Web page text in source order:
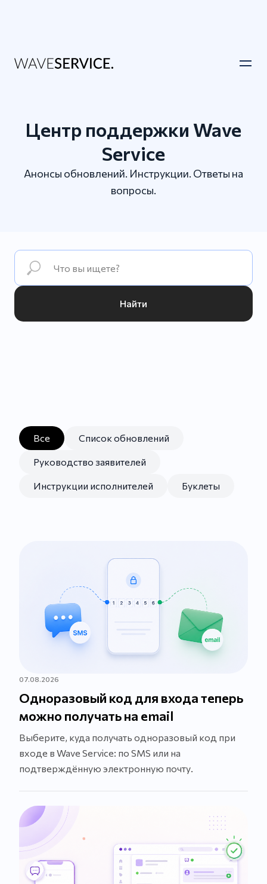
Центр поддержки Wave
Service
Анонсы обновлений. Инструкции. Ответы на
вопросы.
Найти
Все Список обновлений
Руководство заявителей
Инструкции исполнителей Буклеты
07.08.2026
Одноразовый код для входа теперь
можно получать на email
Выберите, куда получать одноразовый код при
входе в Wave Service: по SMS или на
подтверждённую электронную почту.